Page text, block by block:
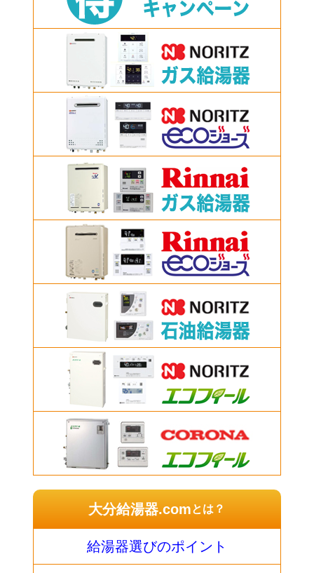
大分給湯器.comとは？
給湯器選びのポイント